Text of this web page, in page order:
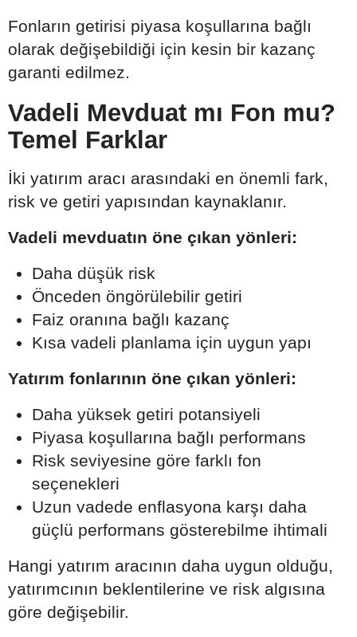
Fonların getirisi piyasa koşullarına bağlı
olarak değişebildiği için kesin bir kazanç
garanti edilmez.
Vadeli Mevduat mı Fon mu?
Temel Farklar
İki yatırım aracı arasındaki en önemli fark,
risk ve getiri yapısından kaynaklanır.
Vadeli mevduatın öne çıkan yönleri:
Daha düşük risk
Önceden öngörülebilir getiri
Faiz oranına bağlı kazanç
Kısa vadeli planlama için uygun yapı
Yatırım fonlarının öne çıkan yönleri:
Daha yüksek getiri potansiyeli
Piyasa koşullarına bağlı performans
Risk seviyesine göre farklı fon
seçenekleri
Uzun vadede enflasyona karşı daha
güçlü performans gösterebilme ihtimali
Hangi yatırım aracının daha uygun olduğu,
yatırımcının beklentilerine ve risk algısına
göre değişebilir.